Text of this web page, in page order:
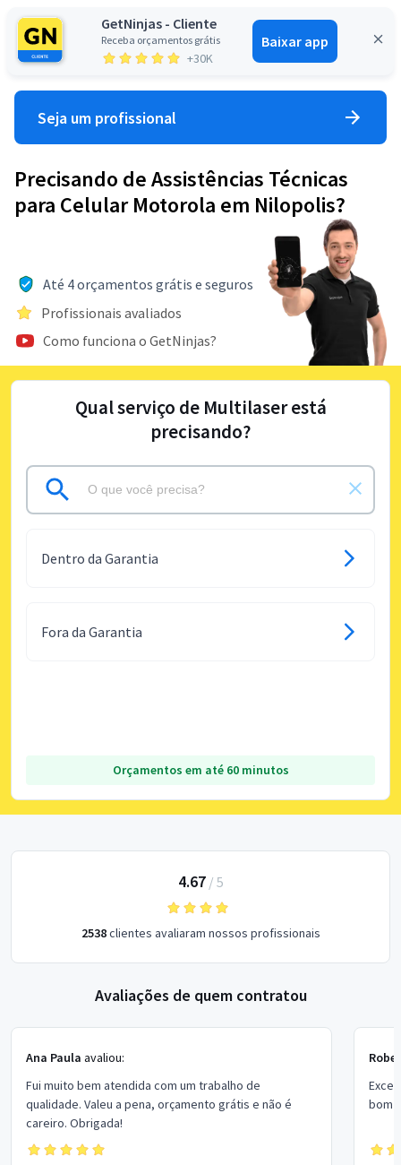
GetNinjas - Cliente
Receba orçamentos grátis
+30K
Baixar app
Entrar
Seja um profissional
Precisando de Assistências Técnicas
para Celular Motorola em Nilopolis?
Até 4 orçamentos grátis e seguros
Profissionais avaliados
Como funciona o GetNinjas?
Qual serviço de Multilaser está
precisando?
Dentro da Garantia
Fora da Garantia
Orçamentos em até 60 minutos
4.67/ 5
2538clientes avaliaram nossos profissionais
Avaliações de quem contratou
Ana Paula avaliou:
Fui muito bem atendida com um trabalho de
qualidade. Valeu a pena, orçamento grátis e não é
careiro. Obrigada!
bom